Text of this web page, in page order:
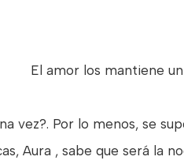
El amor los mantiene
vez?. Por lo menos, se
Aura , sabe que será la